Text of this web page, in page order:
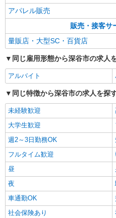
販売スタッフ
［契約社員
社時の給与額は
り判断いたし
額の月給を支給します。 ◆残
（※上記金額に
残業代は1分単位で支給
昇給/年1回（4
年間：3.0ヶ月〜
い方法：月1回 ［アルバイト］時給1,375円 ◆残業
手当100％支給
りません） 残
埼玉県深谷
ム・アウトレッ
キープ
アパレル販売
販売・接客サ
量販店・大型SC・百貨店
同じ雇用形態から深谷市の求人
アルバイト
同じ特徴から深谷市の求人を探
未経験歓迎
大学生歓迎
週2～3日勤務OK
フルタイム歓迎
昼
夜
車通勤OK
社会保険あり